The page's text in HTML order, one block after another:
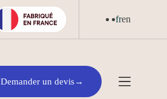
fren
Demander un devis→